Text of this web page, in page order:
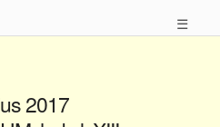
☰
2017